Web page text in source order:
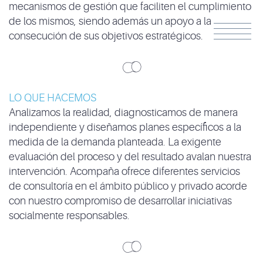
mecanismos de gestión que faciliten el cumplimiento
de los mismos, siendo además un apoyo a la
consecución de sus objetivos estratégicos.
LO QUE HACEMOS
Analizamos la realidad, diagnosticamos de manera
independiente y diseñamos planes específicos a la
medida de la demanda planteada. La exigente
evaluación del proceso y del resultado avalan nuestra
intervención. Acompaña ofrece diferentes servicios
de consultoría en el ámbito público y privado acorde
con nuestro compromiso de desarrollar iniciativas
socialmente responsables.